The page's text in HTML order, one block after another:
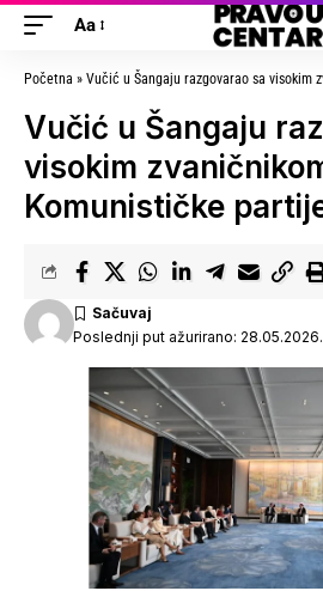
Aa
Početna » Vučić u Šangaju razgovarao sa visokim
Vučić u Šangaju
visokim
Komunističke
Poslednji put ažurirano: 28.05.2026.